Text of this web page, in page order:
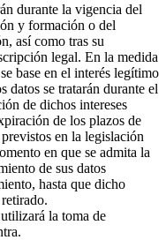
durante la vigencia del
y formación o del
así como tras su
legal. En la medida
base en el interés legítimo
datos se tratarán durante el
de dichos intereses
de los plazos de
en la legislación
en que se admita la
de sus datos
hasta que dicho
la toma de